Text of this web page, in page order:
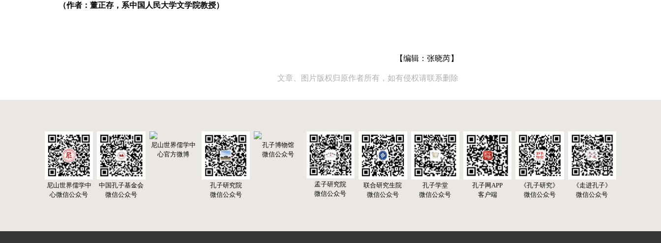
（作者：董正存，系中国人民大学文学院教授）
【编辑：张晓芮】
文章、图片版权归原作者所有，如有侵权请联系删除
尼山世界儒学中
心微信公众号
中国孔子基金会
微信公众号
尼山世界儒学中
心官方微博
孔子研究院
微信公众号
孔子博物馆
微信公众号
孟子研究院
微信公众号
联合研究生院
微信公众号
孔子学堂
微信公众号
孔子网APP
客户端
《孔子研究》
微信公众号
《走进孔子》
微信公众号